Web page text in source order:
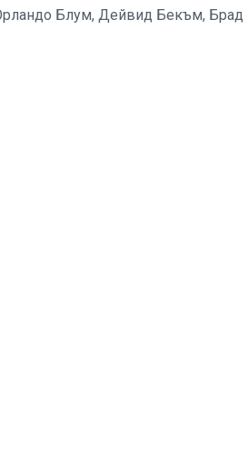
Блум, Дейвид Бекъм, Брад